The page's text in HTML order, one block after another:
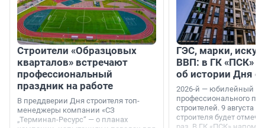
Строители «Образцовых
кварталов» встречают
профессиональный
праздник на работе
В преддверии Дня строителя топ-
менеджеры компании «СЗ
„Терминал-Ресурс“ — о планах
ГЭС, марки,
ВВП: в ГК «ПСК»
об истории Дня
2026-й — юбилейный
профессионального
строителей. 9 августа
строителя будет